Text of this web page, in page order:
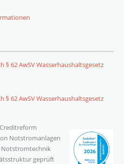
§ 62 AwSV Wasserhaushaltsgesetz
§ 62 AwSV Wasserhaushaltsgesetz
Notstromanlagen
Notstromtechnik
geprüft